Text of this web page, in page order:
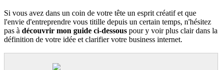
Si vous avez dans un coin de votre tête un esprit créatif et que
l'envie d'entreprendre vous titille depuis un certain temps, n'hésitez
pas à découvrir mon guide ci-dessous pour y voir plus clair dans la
définition de votre idée et clarifier votre business internet.